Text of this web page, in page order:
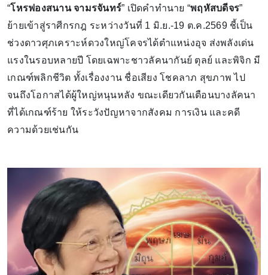
“โหรฟองสนาน จามรจันทร์” เปิดคำทำนาย “พฤหัสบดีจร”
ย้ายเข้าสู่ราศีกรกฎ ระหว่างวันที่ 1 มิ.ย.-19 ต.ค.2569 ชี้เป็น
ช่วงดาวศุภเคราะห์ดวงใหญ่โคจรได้ตำแหน่งอุจ ส่งพลังเด่น
แรงในรอบหลายปี โดยเฉพาะชาวลัคนากันย์ ตุลย์ และพิจิก มี
เกณฑ์พลิกชีวิต ทั้งเรื่องงาน ชื่อเสียง โชคลาภ สุขภาพ ไป
จนถึงโอกาสได้ผู้ใหญ่หนุนหลัง ขณะเดียวกันเตือนบางลัคนา
ที่ได้เกณฑ์ร้าย ให้ระวังปัญหาจากสังคม การเงิน และคดี
ความด้วยเช่นกัน